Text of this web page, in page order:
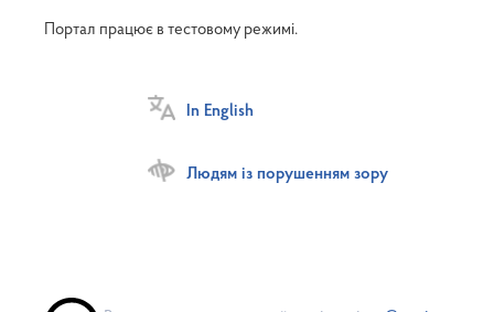
Портал працює в тестовому режимі.
In English
Людям із порушенням зору